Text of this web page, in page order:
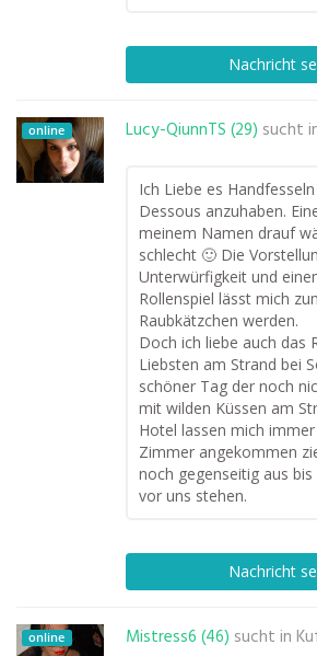
Nachricht
online Lucy-QiunnTS (29) sucht
Ich Liebe es
Dessous anzuhaben.
meinem Namen drauf
schlecht 🙂 Die
Unterwürfigkeit und
Rollenspiel lässt mich
Raubkätzchen werden.
Doch ich liebe auch das
Liebsten am Strand bei
schöner Tag der noch
mit wilden Küssen am
Hotel lassen mich
Zimmer angekommen
noch gegenseitig aus
vor uns stehen.
Nachricht
online Mistress6 (46) sucht in